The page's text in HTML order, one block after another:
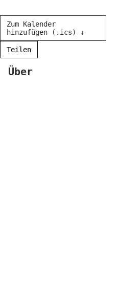
Zum Kalender
hinzufügen (.ics) ↓
Teilen
Über